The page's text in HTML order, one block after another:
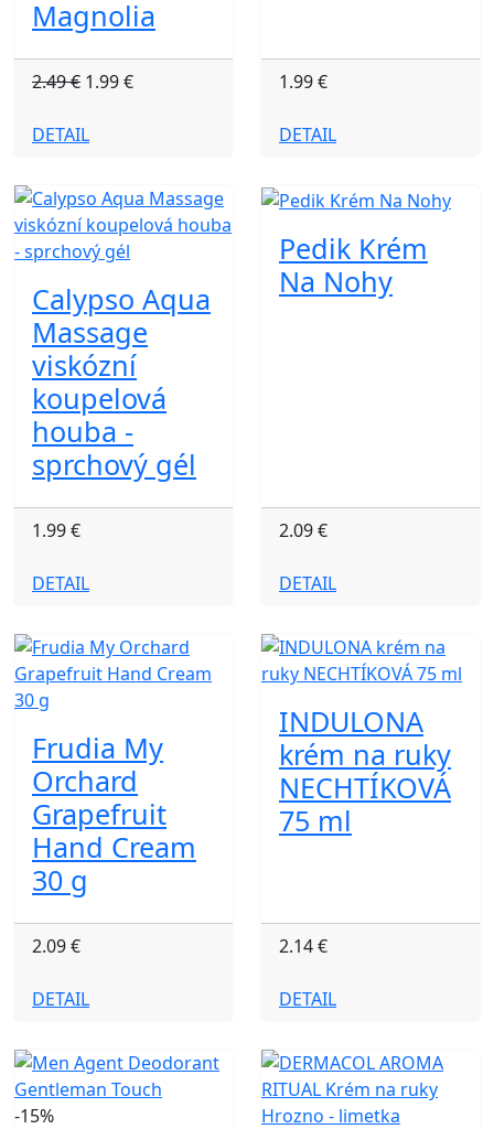
Magnolia
2.49 € 1.99 €
DETAIL
1.99 €
DETAIL
Calypso Aqua
Massage
viskózní
koupelová
houba -
sprchový gél
1.99 €
DETAIL
Pedik Krém
Na Nohy
2.09 €
DETAIL
Frudia My
Orchard
Grapefruit
Hand Cream
30 g
2.09 €
DETAIL
INDULONA
krém na ruky
NECHTÍKOVÁ
75 ml
2.14 €
DETAIL
-15%